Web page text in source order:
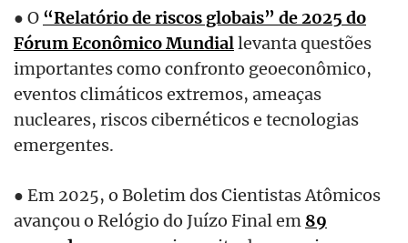
● O “Relatório de riscos globais” de 2025 do
Fórum Econômico Mundiallevanta questões
importantes como confronto geoeconômico,
eventos climáticos extremos, ameaças
nucleares, riscos cibernéticos e tecnologias
emergentes.
● Em 2025, o Boletim dos Cientistas Atômicos
avançou o Relógio do Juízo Final em 89